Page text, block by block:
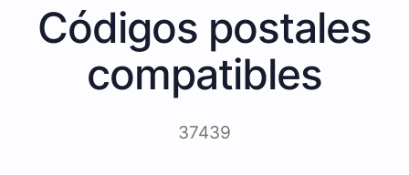
Códigos postales
compatibles
37439